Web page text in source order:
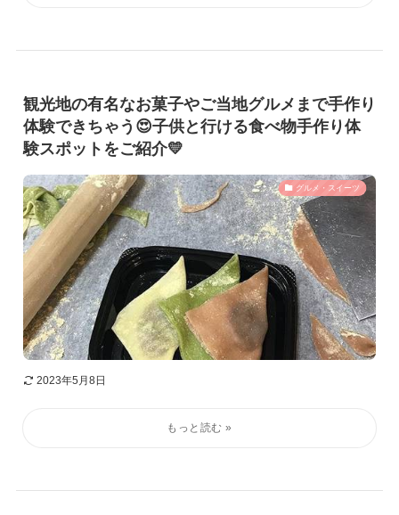
観光地の有名なお菓子やご当地グルメまで手作り
体験できちゃう😍子供と行ける食べ物手作り体
験スポットをご紹介💛
グルメ・スイーツ
2023年5月8日